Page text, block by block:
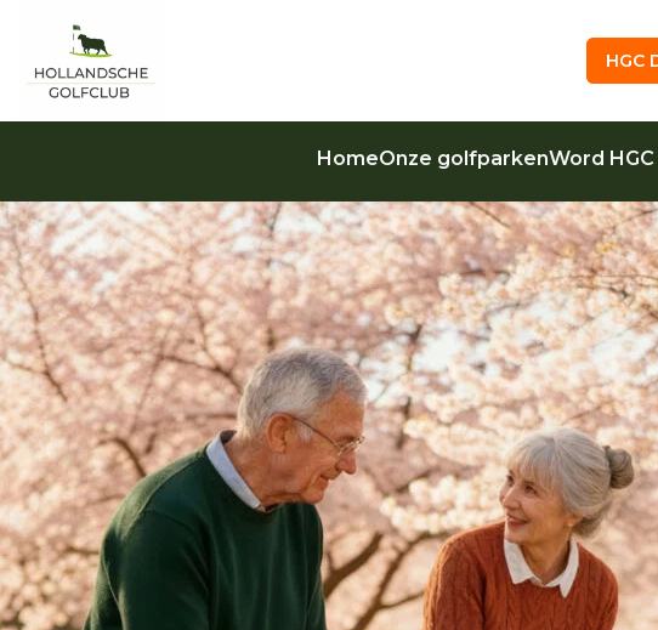
HGC
HomeOnze golfparkenWord